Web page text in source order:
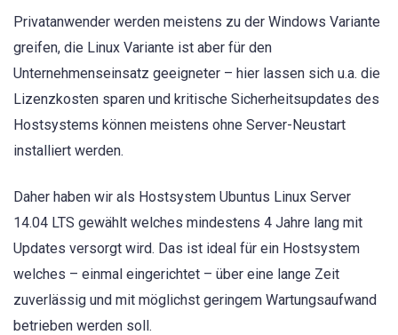
Privatanwender werden meistens zu der Windows Variante
greifen, die Linux Variante ist aber für den
Unternehmenseinsatz geeigneter – hier lassen sich u.a. die
Lizenzkosten sparen und kritische Sicherheitsupdates des
Hostsystems können meistens ohne Server-Neustart
installiert werden.
Daher haben wir als Hostsystem Ubuntus Linux Server
14.04 LTS gewählt welches mindestens 4 Jahre lang mit
Updates versorgt wird. Das ist ideal für ein Hostsystem
welches – einmal eingerichtet – über eine lange Zeit
zuverlässig und mit möglichst geringem Wartungsaufwand
betrieben werden soll.